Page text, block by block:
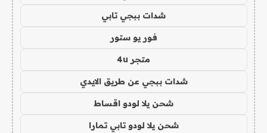
شدات ببجي تابي
فور يو ستور
متجر 4u
شدات ببجي عن طريق الايدي
شحن يلا لودو اقساط
شحن يلا لودو تابي تمارا